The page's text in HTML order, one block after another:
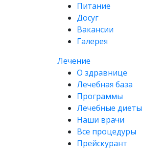
Питание
Досуг
Вакансии
Галерея
Лечение
О здравнице
Лечебная база
Программы
Лечебные диеты
Наши врачи
Все процедуры
Прейскурант